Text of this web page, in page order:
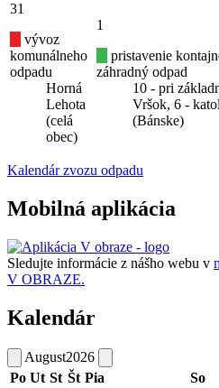
31
vývoz
komunálneho
odpadu
Horná
Lehota
(celá
obec)
1
pristavenie
záhradný odpad
10 - pri
Vršok, 6 -
(Bánske)
Kalendár zvozu odpadu
Mobilná aplikácia
Sledujte informácie z nášho webu v
V OBRAZE.
Kalendár
August2026
Po Ut St Št Pia So